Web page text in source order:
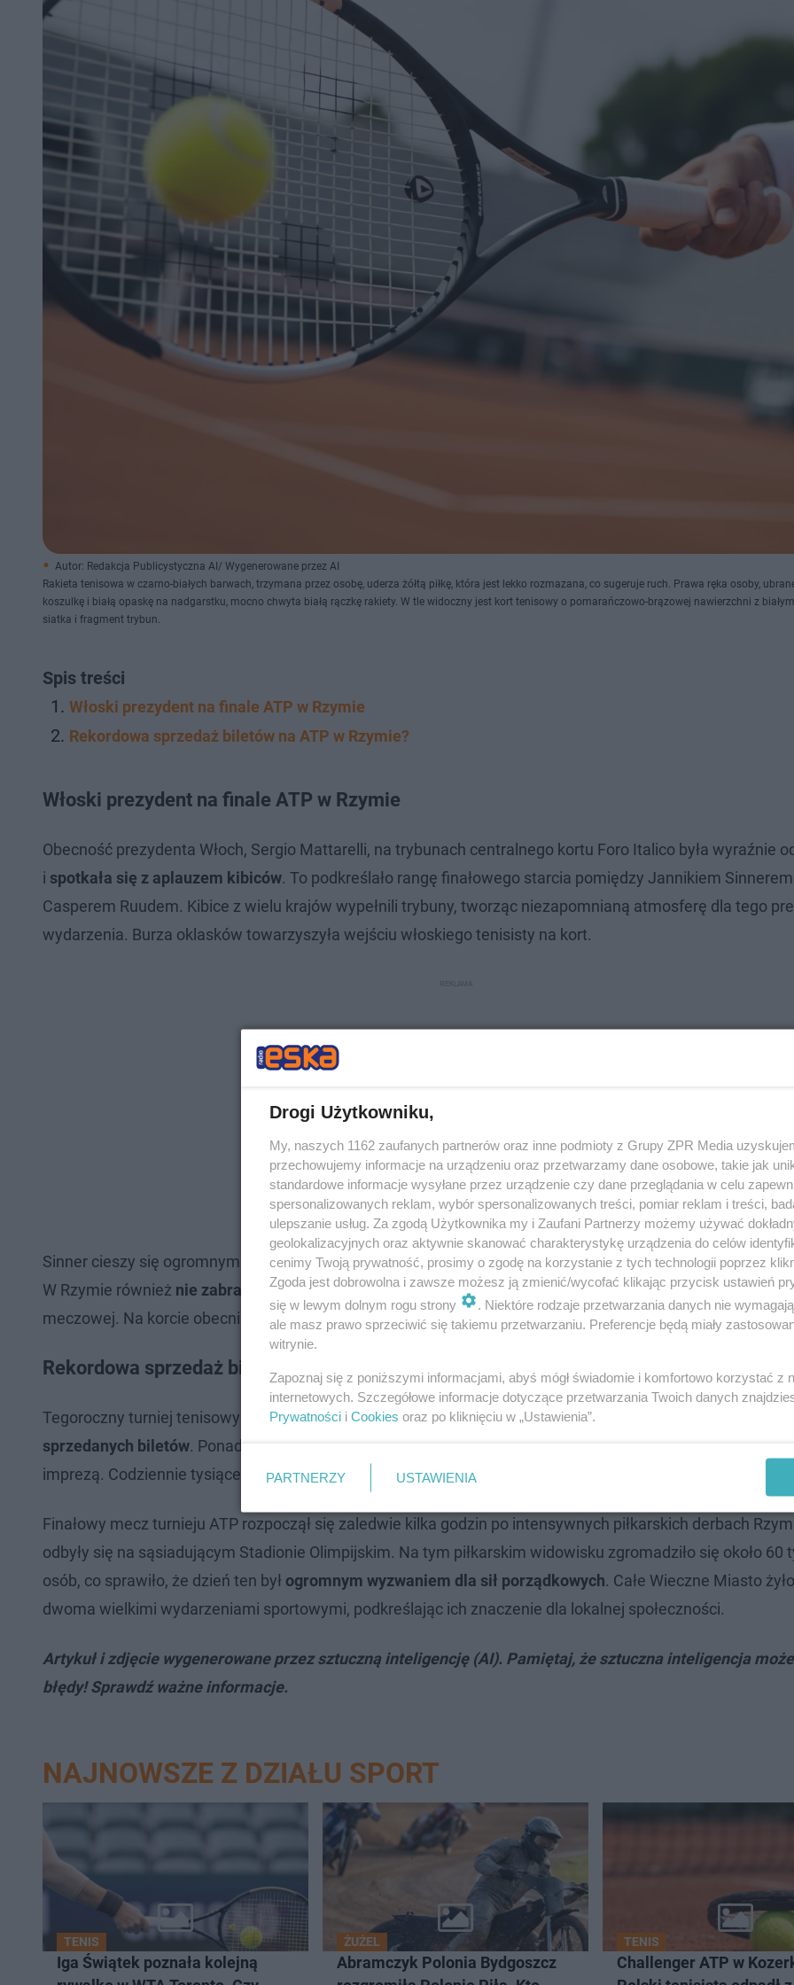
Autor: Redakcja Publicystyczna AI/ Wygenerowane przez AI
Rakieta tenisowa w czarno-białych barwach, trzymana przez osobę, uderza żółtą piłkę, która jest lekko rozmazana, co sugeruje ruch. Prawa ręka osoby,
koszulkę i białą opaskę na nadgarstku, mocno chwyta białą rączkę rakiety. W tle widoczny jest kort tenisowy o pomarańczowo-brązowej nawierzchni z
siatka i fragment trybun.
Spis treści
Włoski prezydent na finale ATP w Rzymie
Rekordowa sprzedaż biletów na ATP w Rzymie?
Włoski prezydent na finale ATP w Rzymie
Obecność prezydenta Włoch, Sergio Mattarelli, na trybunach centralnego kortu Foro Italico była wyraźnie
i spotkała się z aplauzem kibiców. To podkreślało rangę finałowego starcia pomiędzy Jannikiem
Casperem Ruudem. Kibice z wielu krajów wypełnili trybuny, tworząc niezapomnianą atmosferę dla tego
wydarzenia. Burza oklasków towarzyszyła wejściu włoskiego tenisisty na kort.
Sinner cieszy się ogromnym wsparciem, a jego fani podróżują za nim po świecie, by dopingować go na
W Rzymie również nie zabrakło oddanych sympatyków Włocha, którzy aktywnie uczestniczyli w każdej
meczowej. Na korcie obecni byli także zwolennicy Caspera Ruuda, tworząc zróżnicowaną publiczność.
Rekordowa sprzedaż biletów na ATP w Rzymie?
Tegoroczny turniej tenisowy ATP Masters 1000 na Foro Italico przejdzie do historii ze względu na
sprzedanych biletów. Ponad 400 tysięcy wejściówek rozeszło się, co świadczy o ogromnym
imprezą. Codziennie tysiące ludzi odwiedzało korty, aby śledzić zmagania najlepszych tenisistów świata.
Finałowy mecz turnieju ATP rozpoczął się zaledwie kilka godzin po intensywnych piłkarskich derbach
odbyły się na sąsiadującym Stadionie Olimpijskim. Na tym piłkarskim widowisku zgromadziło się około 60
osób, co sprawiło, że dzień ten był ogromnym wyzwaniem dla sił porządkowych. Całe Wieczne Miasto
dwoma wielkimi wydarzeniami sportowymi, podkreślając ich znaczenie dla lokalnej społeczności.
Artykuł i zdjęcie wygenerowane przez sztuczną inteligencję (AI). Pamiętaj, że sztuczna inteligencja
błędy! Sprawdź ważne informacje.
NAJNOWSZE Z DZIAŁU SPORT
TENIS
Iga Świątek poznała kolejną
ŻUŻEL
Abramczyk Polonia Bydgoszcz
TENIS
Challenger ATP w
Drogi Użytkowniku,
My, naszych 1162 zaufanych partnerów oraz inne podmioty z Grupy ZPR Media
przechowujemy informacje na urządzeniu oraz przetwarzamy dane osobowe, takie jak
standardowe informacje wysyłane przez urządzenie czy dane przeglądania w celu
spersonalizowanych reklam, wybór spersonalizowanych treści, pomiar reklam i treści,
ulepszanie usług. Za zgodą Użytkownika my i Zaufani Partnerzy możemy używać
geolokalizacyjnych oraz aktywnie skanować charakterystykę urządzenia do celów
cenimy Twoją prywatność, prosimy o zgodę na korzystanie z tych technologii poprzez
Zgoda jest dobrowolna i zawsze możesz ją zmienić/wycofać klikając przycisk ustawień
się w lewym dolnym rogu strony
. Niektóre rodzaje przetwarzania danych nie
ale masz prawo sprzeciwić się takiemu przetwarzaniu. Preferencje będą miały
witrynie.
Zapoznaj się z poniższymi informacjami, abyś mógł świadomie i komfortowo korzystać z
internetowych. Szczegółowe informacje dotyczące przetwarzania Twoich danych
Prywatności i Cookies oraz po kliknięciu w „Ustawienia”.
PARTNERZY USTAWIENIA